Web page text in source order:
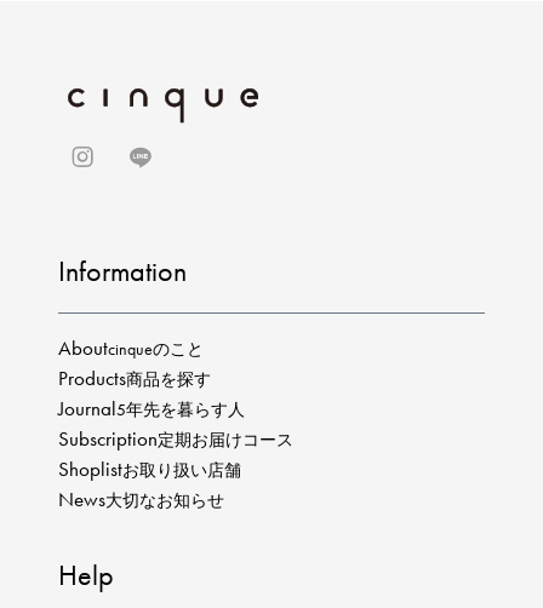
Information
Aboutcinqueのこと
Products商品を探す
Journal5年先を暮らす人
Subscription定期お届けコース
Shoplistお取り扱い店舗
News大切なお知らせ
Help